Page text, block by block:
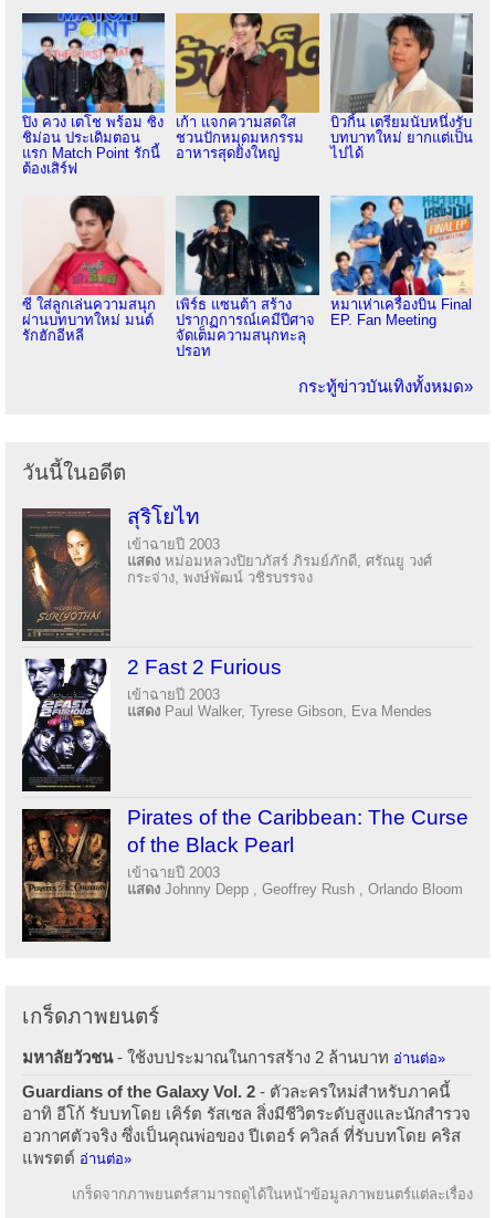
ปิง ควง เตโช พร้อม ซิง
ชิม่อน ประเดิมตอน
แรก Match Point รักนี้
ต้องเสิร์ฟ
เก้า แจกความสดใส
ชวนปักหมุดมหกรรม
อาหารสุดยิ่งใหญ่
บิวกิ้น เตรียมนับหนึ่งรับ
บทบาทใหม่ ยากแต่เป็น
ไปได้
ซี ใส่ลูกเล่นความสนุก
ผ่านบทบาทใหม่ มนต์
รักฮักอีหลี
เพิร์ธ แซนต้า สร้าง
ปรากฏการณ์เคมีปีศาจ
จัดเต็มความสนุกทะลุ
ปรอท
หมาเห่าเครื่องบิน Final
EP. Fan Meeting
กระทู้ข่าวบันเทิงทั้งหมด»
วันนี้ในอดีต
สุริโยไท
เข้าฉายปี 2003
แสดง หม่อมหลวงปิยาภัสร์ ภิรมย์ภักดี, ศรัณยู วงศ์
กระจ่าง, พงษ์พัฒน์ วชิรบรรจง
2 Fast 2 Furious
เข้าฉายปี 2003
แสดง Paul Walker, Tyrese Gibson, Eva Mendes
Pirates of the Caribbean: The Curse
of the Black Pearl
เข้าฉายปี 2003
แสดง Johnny Depp , Geoffrey Rush , Orlando Bloom
เกร็ดภาพยนตร์
มหาลัยวัวชน- ใช้งบประมาณในการสร้าง 2 ล้านบาท อ่านต่อ»
Guardians of the Galaxy Vol. 2 - ตัวละครใหม่สำหรับภาคนี้
อาทิ อีโก้ รับบทโดย เคิร์ต รัสเซล สิ่งมีชีวิตระดับสูงและนักสำรวจ
อวกาศตัวจริง ซึ่งเป็นคุณพ่อของ ปีเตอร์ ควิลล์ ที่รับบทโดย คริส
แพรตต์ อ่านต่อ»
เกร็ดจากภาพยนตร์สามารถดูได้ในหน้าข้อมูลภาพยนตร์แต่ละเรื่อง